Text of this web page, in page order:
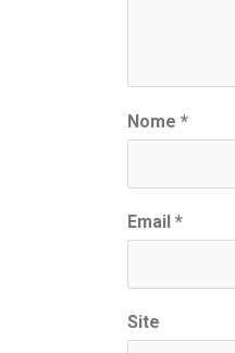
Nome *
Email *
Site